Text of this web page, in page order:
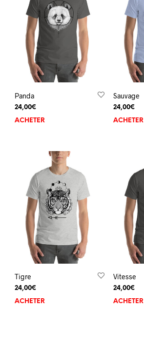
Panda
24,00€
ACHETER
Sauvage
24,00€
ACHETER
Tigre
24,00€
ACHETER
Vitesse
24,00€
ACHETER